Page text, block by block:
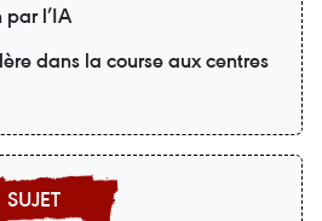
l’IA
dans la course aux centres